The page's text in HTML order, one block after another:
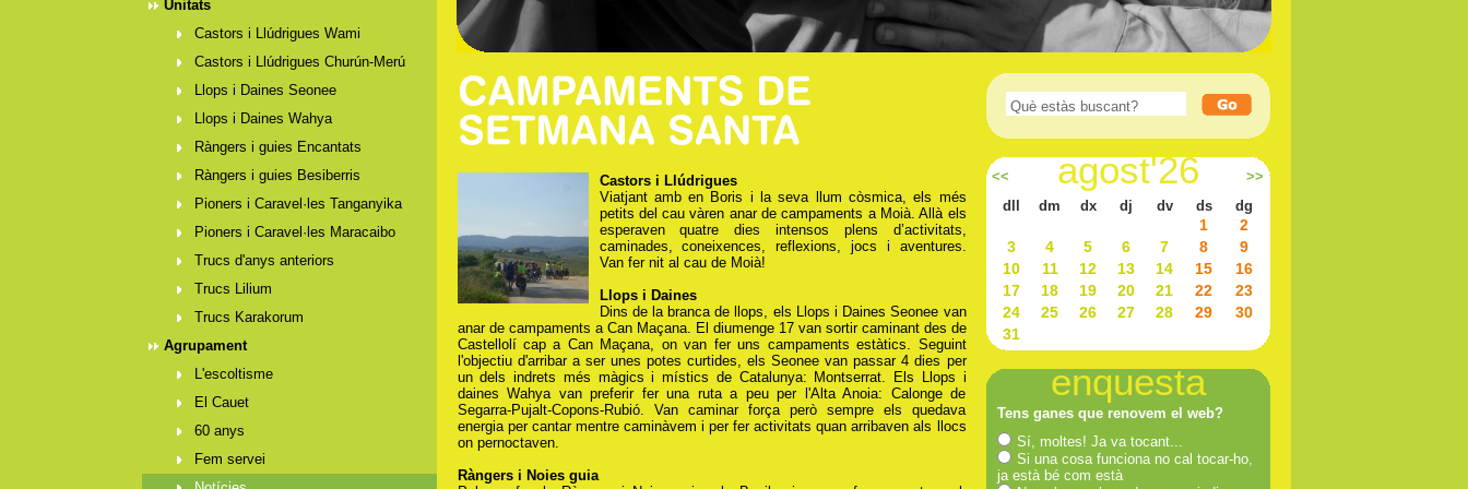
Unitats
Castors i Llúdrigues Wami
Castors i Llúdrigues Churún-Merú
Llops i Daines Seonee
Llops i Daines Wahya
Ràngers i guies Encantats
Ràngers i guies Besiberris
Pioners i Caravel·les Tanganyika
Pioners i Caravel·les Maracaibo
Trucs d'anys anteriors
Trucs Lilium
Trucs Karakorum
Agrupament
L'escoltisme
El Cauet
60 anys
Fem servei
Castors i Llúdrigues
Viatjant amb en Boris i la seva llum còsmica, els més
petits del cau vàren anar de campaments a Moià. Allà els
esperaven quatre dies intensos plens d’activitats,
caminades, coneixences, reflexions, jocs i aventures.
Van fer nit al cau de Moià!
Llops i Daines
Dins de la branca de llops, els Llops i Daines Seonee van
anar de campaments a Can Maçana. El diumenge 17 van sortir caminant des de
Castellolí cap a Can Maçana, on van fer uns campaments estàtics. Seguint
l'objectiu d'arribar a ser unes potes curtides, els Seonee van passar 4 dies per
un dels indrets més màgics i místics de Catalunya: Montserrat. Els Llops i
daines Wahya van preferir fer una ruta a peu per l'Alta Anoia: Calonge de
Segarra-Pujalt-Copons-Rubió. Van caminar força però sempre els quedava
energia per cantar mentre caminàvem i per fer activitats quan arribaven als llocs
on pernoctaven.
Ràngers i Noies guia
<< agost'26
>>
dll
dm dx dj dv ds dg
1
2
3
4 5 6 7 8
9
10
11 12 13 14 15
16
17
18 19 20 21 22
23
24
25 26 27 28 29
30
31
enquesta
Tens ganes que renovem el web?
Sí, moltes! Ja va tocant...
Si una cosa funciona no cal tocar-ho,
ja està bé com està